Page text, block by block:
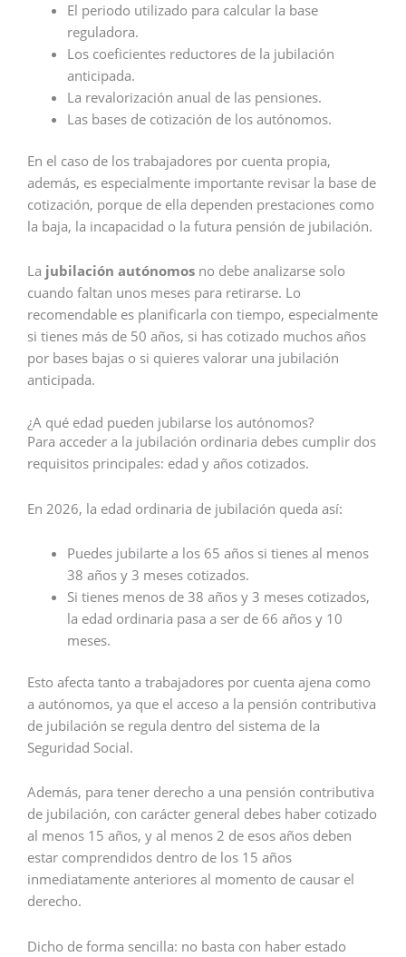
El periodo utilizado para calcular la base
reguladora.
Los coeficientes reductores de la jubilación
anticipada.
La revalorización anual de las pensiones.
Las bases de cotización de los autónomos.
En el caso de los trabajadores por cuenta propia,
además, es especialmente importante revisar la base de
cotización, porque de ella dependen prestaciones como
la baja, la incapacidad o la futura pensión de jubilación.
La jubilación autónomos no debe analizarse solo
cuando faltan unos meses para retirarse. Lo
recomendable es planificarla con tiempo, especialmente
si tienes más de 50 años, si has cotizado muchos años
por bases bajas o si quieres valorar una jubilación
anticipada.
¿A qué edad pueden jubilarse los autónomos?
Para acceder a la jubilación ordinaria debes cumplir dos
requisitos principales: edad y años cotizados.
En 2026, la edad ordinaria de jubilación queda así:
Puedes jubilarte a los 65 años si tienes al menos
38 años y 3 meses cotizados.
Si tienes menos de 38 años y 3 meses cotizados,
la edad ordinaria pasa a ser de 66 años y 10
meses.
Esto afecta tanto a trabajadores por cuenta ajena como
a autónomos, ya que el acceso a la pensión contributiva
de jubilación se regula dentro del sistema de la
Seguridad Social.
Además, para tener derecho a una pensión contributiva
de jubilación, con carácter general debes haber cotizado
al menos 15 años, y al menos 2 de esos años deben
estar comprendidos dentro de los 15 años
inmediatamente anteriores al momento de causar el
derecho.
Dicho de forma sencilla: no basta con haber estado